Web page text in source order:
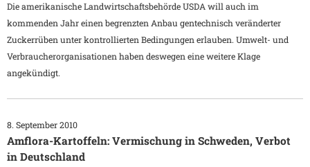
Die amerikanische Landwirtschaftsbehörde USDA will auch im
kommenden Jahr einen begrenzten Anbau gentechnisch veränderter
Zuckerrüben unter kontrollierten Bedingungen erlauben. Umwelt- und
Verbraucherorganisationen haben deswegen eine weitere Klage
angekündigt.
8. September 2010
Amflora-Kartoffeln: Vermischung in Schweden, Verbot
in Deutschland